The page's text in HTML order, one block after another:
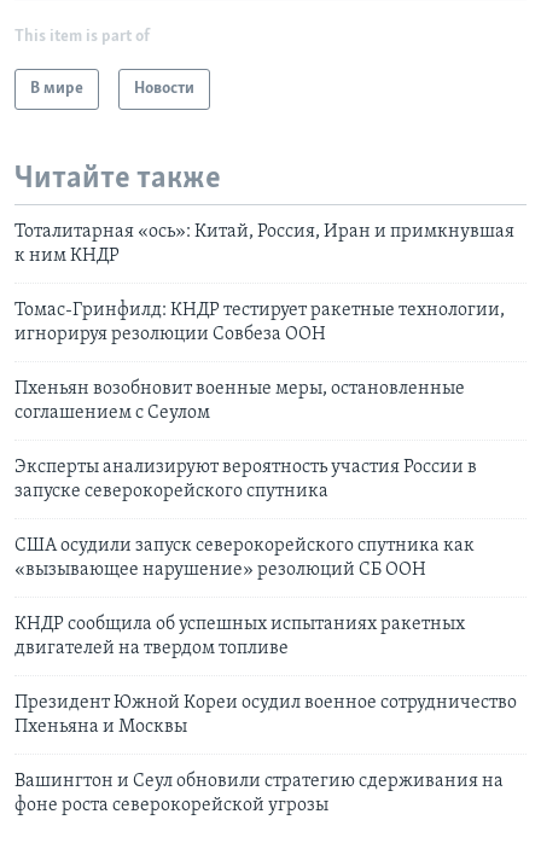
This item is part of
В мире Новости
Читайте также
Тоталитарная «ось»: Китай, Россия, Иран и примкнувшая
к ним КНДР
Томас-Гринфилд: КНДР тестирует ракетные технологии,
игнорируя резолюции Совбеза ООН
Пхеньян возобновит военные меры, остановленные
соглашением с Сеулом
Эксперты анализируют вероятность участия России в
запуске северокорейского спутника
США осудили запуск северокорейского спутника как
«вызывающее нарушение» резолюций СБ ООН
КНДР сообщила об успешных испытаниях ракетных
двигателей на твердом топливе
Президент Южной Кореи осудил военное сотрудничество
Пхеньяна и Москвы
Вашингтон и Сеул обновили стратегию сдерживания на
фоне роста северокорейской угрозы